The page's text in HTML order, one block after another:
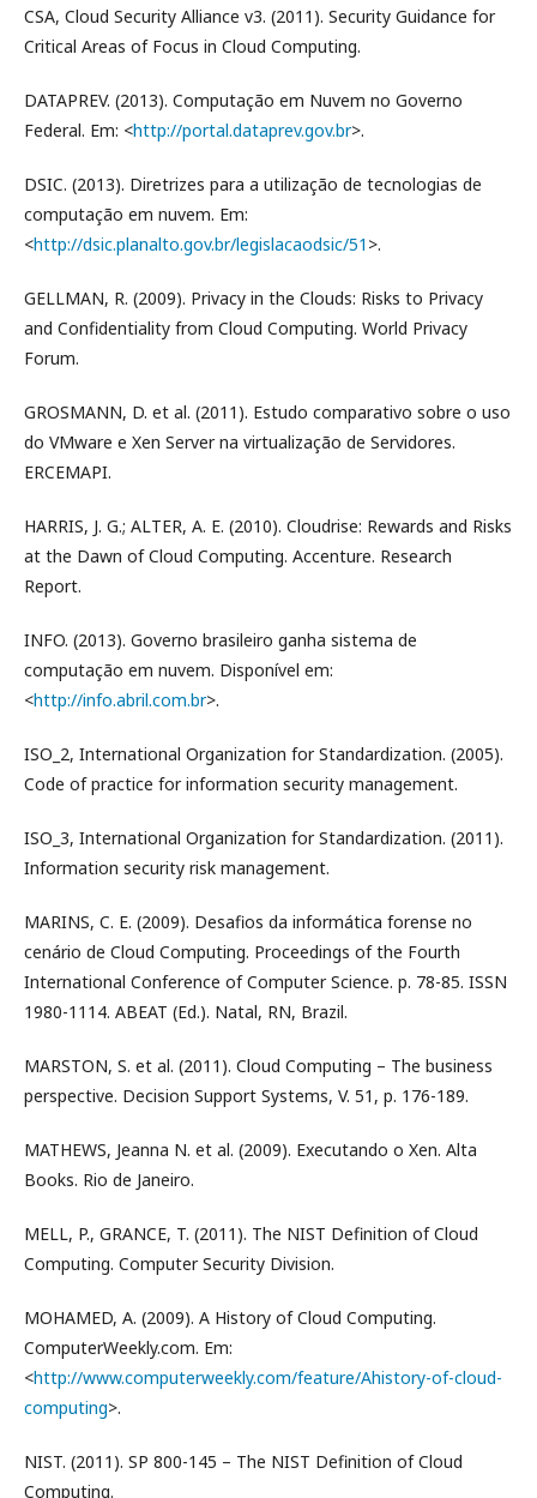
CSA, Cloud Security Alliance v3. (2011). Security Guidance for
Critical Areas of Focus in Cloud Computing.
DATAPREV. (2013). Computação em Nuvem no Governo
Federal. Em: <http://portal.dataprev.gov.br>.
DSIC. (2013). Diretrizes para a utilização de tecnologias de
computação em nuvem. Em:
<http://dsic.planalto.gov.br/legislacaodsic/51 >.
GELLMAN, R. (2009). Privacy in the Clouds: Risks to Privacy
and Confidentiality from Cloud Computing. World Privacy
Forum.
GROSMANN, D. et al. (2011). Estudo comparativo sobre o uso
do VMware e Xen Server na virtualização de Servidores.
ERCEMAPI.
HARRIS, J. G.; ALTER, A. E. (2010). Cloudrise: Rewards and Risks
at the Dawn of Cloud Computing. Accenture. Research
Report.
INFO. (2013). Governo brasileiro ganha sistema de
computação em nuvem. Disponível em:
<http://info.abril.com.br>.
ISO_2, International Organization for Standardization. (2005).
Code of practice for information security management.
ISO_3, International Organization for Standardization. (2011).
Information security risk management.
MARINS, C. E. (2009). Desafios da informática forense no
cenário de Cloud Computing. Proceedings of the Fourth
International Conference of Computer Science. p. 78-85. ISSN
1980-1114. ABEAT (Ed.). Natal, RN, Brazil.
MARSTON, S. et al. (2011). Cloud Computing – The business
perspective. Decision Support Systems, V. 51, p. 176-189.
MATHEWS, Jeanna N. et al. (2009). Executando o Xen. Alta
Books. Rio de Janeiro.
MELL, P., GRANCE, T. (2011). The NIST Definition of Cloud
Computing. Computer Security Division.
MOHAMED, A. (2009). A History of Cloud Computing.
ComputerWeekly.com. Em:
<http://www.computerweekly.com/feature/Ahistory-of-cloud-
computing>.
NIST. (2011). SP 800-145 – The NIST Definition of Cloud
Computing.